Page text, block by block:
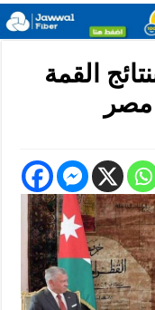
أمين سر إقليم شرق
القمة
مصر